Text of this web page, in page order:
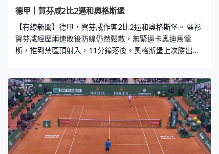
德甲｜賀芬咸2比2逼和奧格斯堡
【有線新聞】德甲，賀芬咸作客2比2逼和奧格斯堡。 藍衫
賀芬咸經歷兩連敗後防線仍然鬆散，無緊逼卡奧迪馬懷
斯，推到禁區頂射入，11分鐘落後。奧格斯堡上次勝出要
蘭歷「插水式」頭槌，35分鐘追近。之後輪到巴索馬拿托
尼表演，超窄角度都找到「私家路」，42分鐘2比2。 賀芬
咸之後再度受壓，基哥列治接應傳中控定再射，過不到主
場門楣。尾段有變數，班拿度費南迪斯踩跌對手，賀芬咸
輸12碼。奧格斯堡錯過全取3分機會，卡奧迪馬懷斯操
刀，一腳射高，2比2完場。